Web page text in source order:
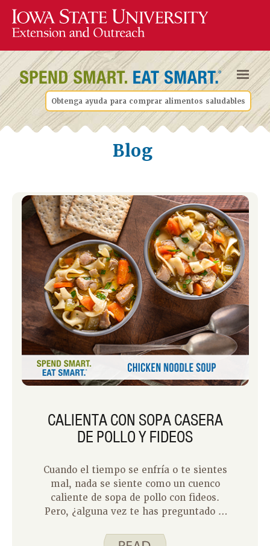
Obtenga ayuda para comprar alimentos saludables
Blog
CALIENTA CON SOPA CASERA
DE POLLO Y FIDEOS
Cuando el tiempo se enfría o te sientes
mal, nada se siente como un cuenco
caliente de sopa de pollo con fideos.
Pero, ¿alguna vez te has preguntado si
llevar se compara con lo que podrías